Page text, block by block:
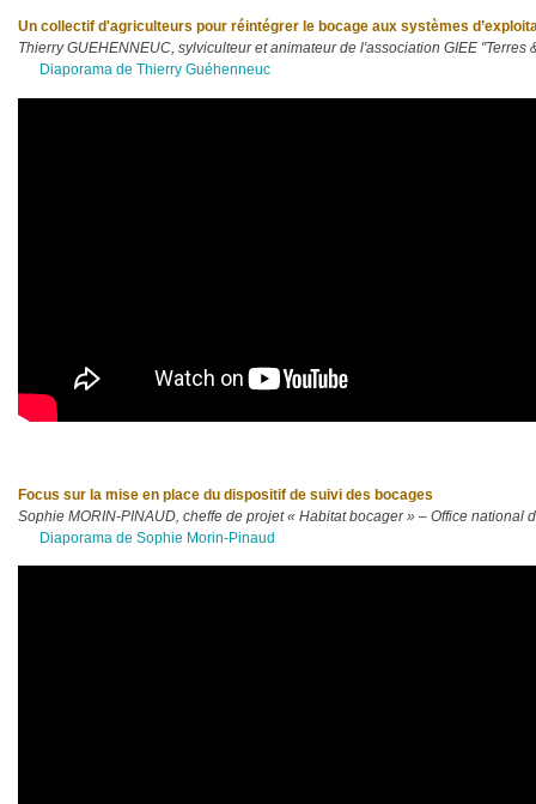
Un collectif d'agriculteurs pour réintégrer le bocage aux systèmes
Thierry GUEHENNEUC, sylviculteur et animateur de l'association GIEE "Terres
Diaporama de Thierry Guéhenneuc
Focus sur la mise en place du dispositif de suivi des bocages
Sophie MORIN-PINAUD, cheffe de projet « Habitat bocager » – Office national
Diaporama de Sophie Morin-Pinaud